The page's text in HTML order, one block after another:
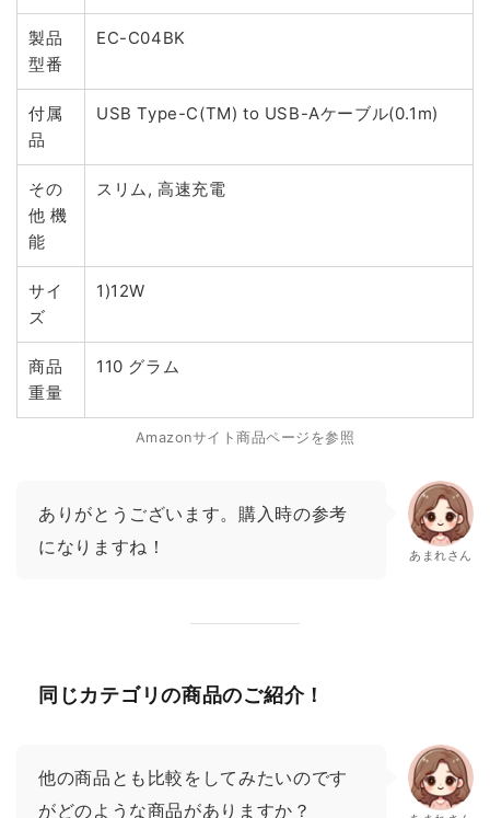
製品
型番
EC-C04BK
付属
品
USB Type-C(TM) to USB-Aケーブル(0.1m)
その
他 機
能
スリム, 高速充電
サイ
ズ
1)12W
商品
重量
110 グラム
Amazonサイト商品ページを参照
ありがとうございます。購入時の参考
になりますね！
あまれさん
同じカテゴリの商品のご紹介！
他の商品とも比較をしてみたいのです
がどのような商品がありますか？